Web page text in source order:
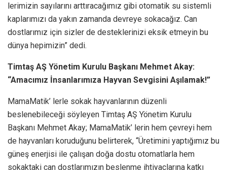
lerimizin sayılarını arttıracağımız gibi otomatik su sistemli
kaplarımızı da yakın zamanda devreye sokacağız. Can
dostlarımız için sizler de desteklerinizi eksik etmeyin bu
dünya hepimizin” dedi.
Timtaş AŞ Yönetim Kurulu Başkanı Mehmet Akay:
“Amacımız İnsanlarımıza Hayvan Sevgisini Aşılamak!”
MamaMatik’ lerle sokak hayvanlarının düzenli
beslenebileceği söyleyen Timtaş AŞ Yönetim Kurulu
Başkanı Mehmet Akay; MamaMatik’ lerin hem çevreyi hem
de hayvanları koruduğunu belirterek, “Üretimini yaptığımız bu
güneş enerjisi ile çalışan doğa dostu otomatlarla hem
sokaktaki can dostlarımızın beslenme ihtiyaçlarına katkı